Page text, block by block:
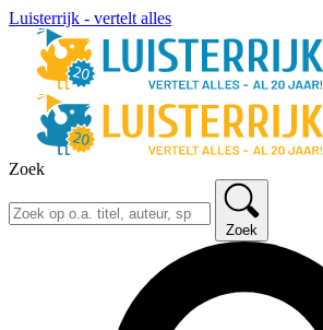
Luisterrijk - vertelt alles
Zoek
Zoek